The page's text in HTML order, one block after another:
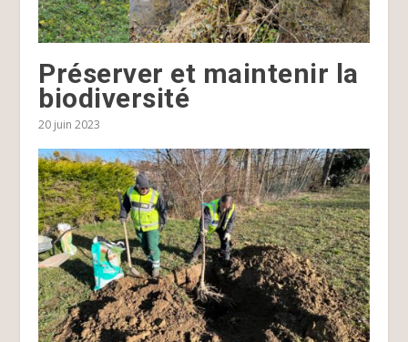
Préserver et maintenir la
biodiversité
20 juin 2023